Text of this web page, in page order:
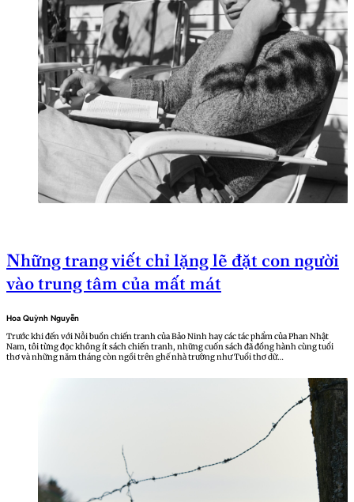
Những trang viết chỉ lặng lẽ đặt con người
vào trung tâm của mất mát
Hoa Quỳnh Nguyễn
Trước khi đến với Nỗi buồn chiến tranh của Bảo Ninh hay các tác phẩm của Phan Nhật
Nam, tôi từng đọc không ít sách chiến tranh, những cuốn sách đã đồng hành cùng tuổi
thơ và những năm tháng còn ngồi trên ghế nhà trường như Tuổi thơ dữ…